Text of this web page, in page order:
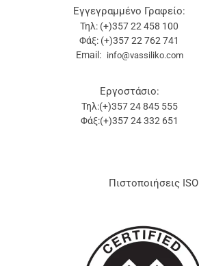
Εγγεγραμμένο Γραφείο:
Τηλ: (+)357 22 458 100
Φάξ: (+)357 22 762 741
Email: info@vassiliko.com
Εργοστάσιο:
Τηλ:(+)357 24 845 555
Φάξ:(+)357 24 332 651
Πιστοποιήσεις ISO